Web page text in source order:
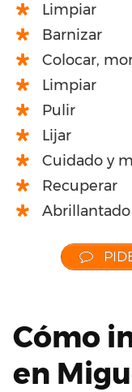
Limpiar
Barnizar
Colocar,
Limpiar
Pulir
Lijar
Cuidado y
Recuperar
Abrillantado
Cómo
en